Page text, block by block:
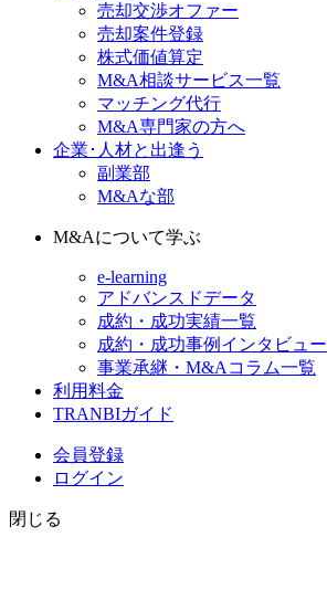
売却交渉オファー
売却案件登録
株式価値算定
M&A相談サービス一覧
マッチング代行
M&A専門家の方へ
企業･人材と出逢う
副業部
M&Aな部
M&Aについて学ぶ
e-learning
アドバンスドデータ
成約・成功実績一覧
成約・成功事例インタビュー
事業承継・M&Aコラム一覧
利用料金
TRANBIガイド
会員登録
ログイン
閉じる